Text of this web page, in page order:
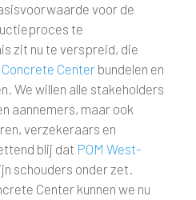
voor de
te
zit nu te verspreid, die
Center bundelen en
We willen alle stakeholders
aannemers, maar ook
verzekeraars en
blij dat POM West-
schouders onder zet.
Center kunnen we nu